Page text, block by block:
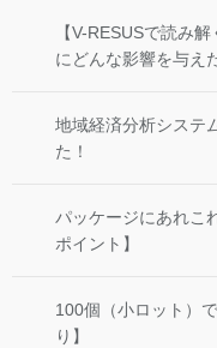
【V-RESUSで読み
にどんな影響を与え
地域経済分析システ
た！
パッケージにあれこ
ポイント】
100個（小ロット）
り】